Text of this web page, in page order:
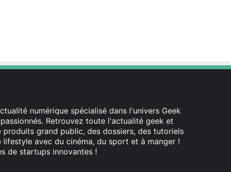
numérique spécialisé dans l'univers Geek
Retrouvez toute l'actualité geek et
grand public, des dossiers, des tutoriels
avec du cinéma, du sport et à manger !
de startups innovantes !